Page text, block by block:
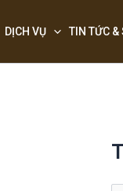
DỊCH VỤ TIN TỨC &